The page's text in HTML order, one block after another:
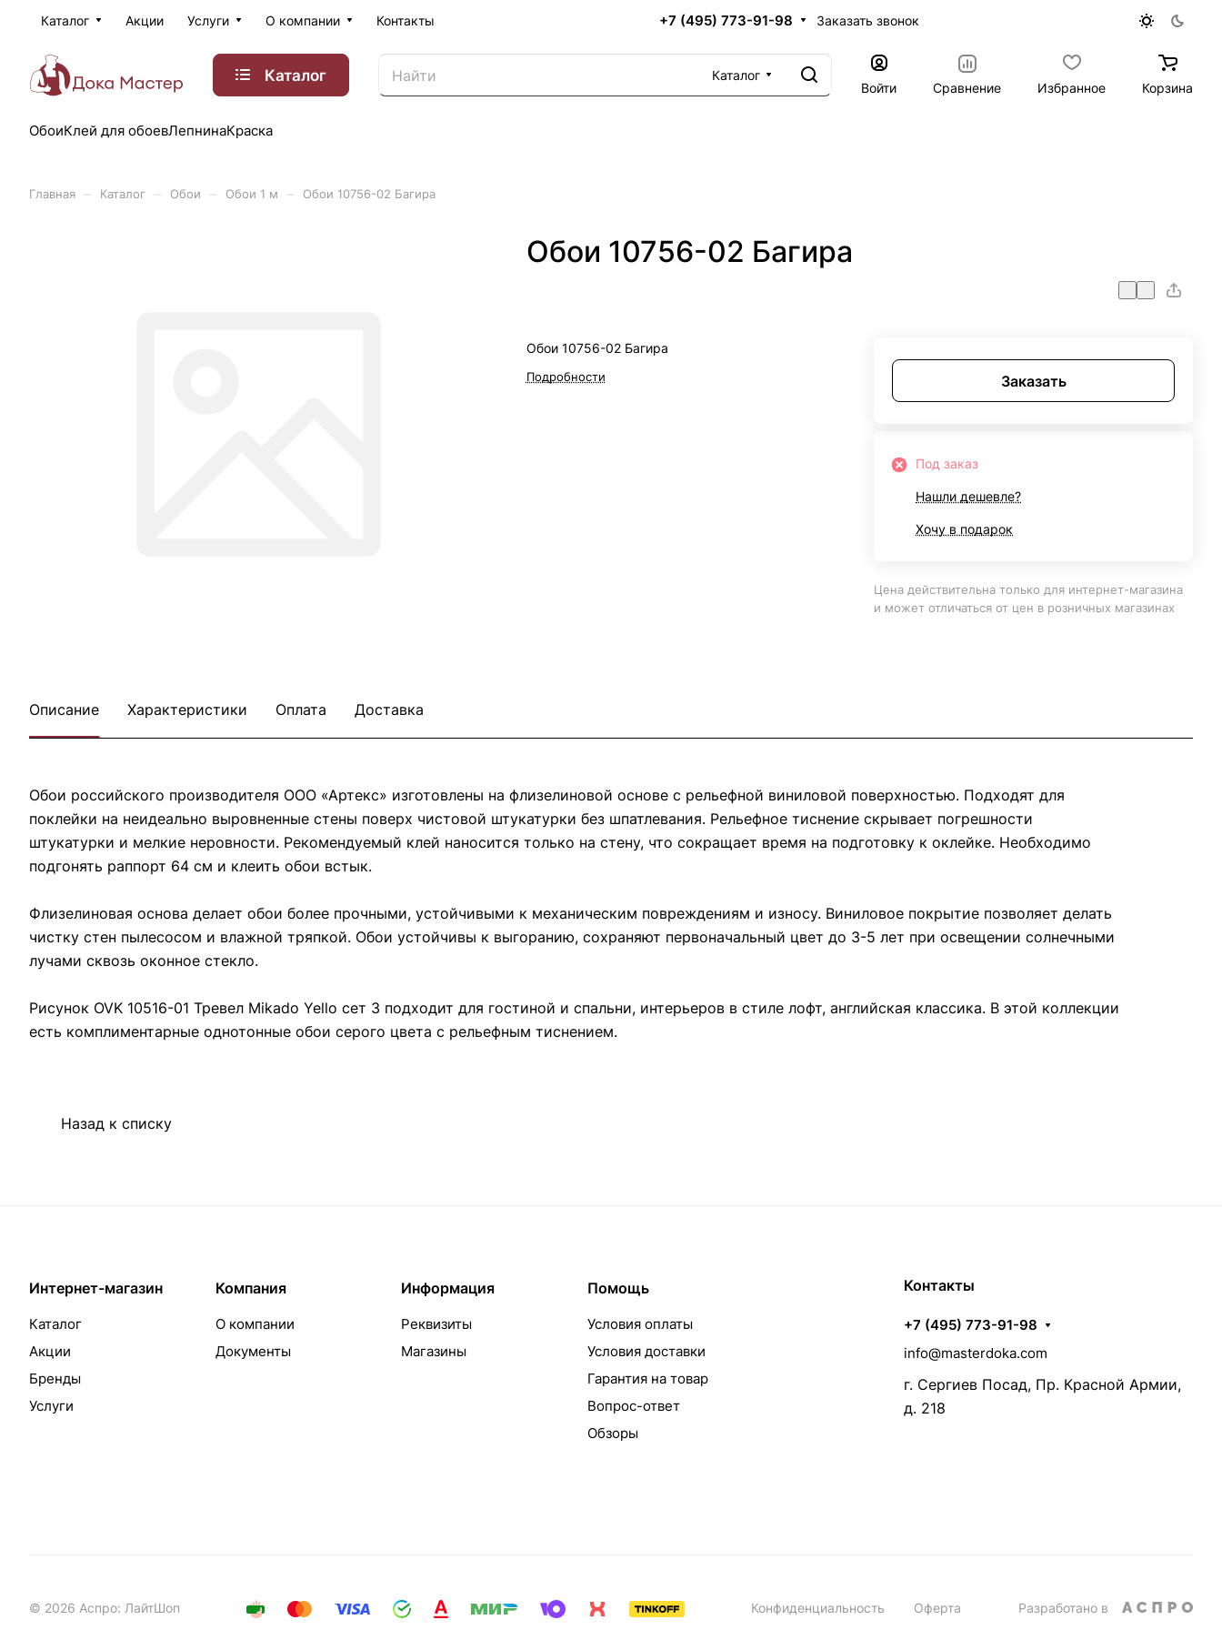
Каталог Акции Услуги О компании Контакты +7 (495) 773-91-98 Заказать звонок
Каталог
Каталог
Войти
Сравнение Избранное Корзина
ОбоиКлей для обоевЛепнинаКраска
Главная Каталог Обои Обои 1 м Обои 10756-02 Багира
Обои 10756-02 Багира
Обои 10756-02 Багира
Подробности Заказать
Под заказ
Нашли дешевле?
Хочу в подарок
Цена действительна только для интернет-магазина
и может отличаться от цен в розничных магазинах
Описание Характеристики Оплата Доставка
Обои российского производителя ООО «Артекс» изготовлены на флизелиновой основе с рельефной виниловой поверхностью. Подходят для
поклейки на неидеально выровненные стены поверх чистовой штукатурки без шпатлевания. Рельефное тиснение скрывает погрешности
штукатурки и мелкие неровности. Рекомендуемый клей наносится только на стену, что сокращает время на подготовку к оклейке. Необходимо
подгонять раппорт 64 см и клеить обои встык.
Флизелиновая основа делает обои более прочными, устойчивыми к механическим повреждениям и износу. Виниловое покрытие позволяет делать
чистку стен пылесосом и влажной тряпкой. Обои устойчивы к выгоранию, сохраняют первоначальный цвет до 3-5 лет при освещении солнечными
лучами сквозь оконное стекло.
Рисунок OVK 10516-01 Тревел Mikado Yello сет 3 подходит для гостиной и спальни, интерьеров в стиле лофт, английская классика. В этой коллекции
есть комплиментарные однотонные обои серого цвета с рельефным тиснением.
Назад к списку
Интернет-магазин
Каталог
Акции
Бренды
Услуги
Компания
О компании
Документы
Информация
Реквизиты
Магазины
Помощь
Условия оплаты
Условия доставки
Гарантия на товар
Вопрос-ответ
Обзоры
Контакты
+7 (495) 773-91-98
info@masterdoka.com
г. Сергиев Посад, Пр. Красной Армии,
д. 218
© 2026 Аспро: ЛайтШоп Конфиденциальность Оферта Разработано в